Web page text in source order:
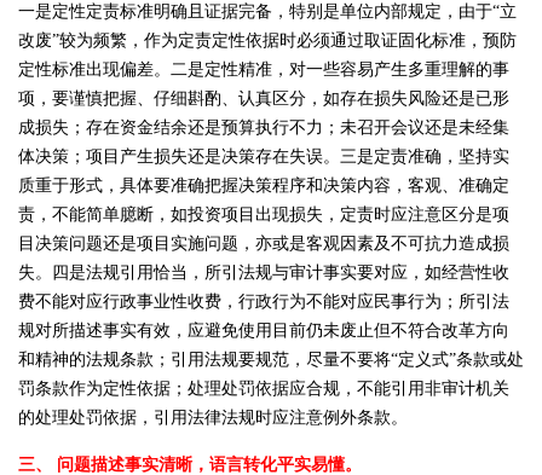
一是定性定责标准明确且证据完备，特别是单位内部规定，由于“立
改废”较为频繁，作为定责定性依据时必须通过取证固化标准，预防
定性标准出现偏差。二是定性精准，对一些容易产生多重理解的事
项，要谨慎把握、仔细斟酌、认真区分，如存在损失风险还是已形
成损失；存在资金结余还是预算执行不力；未召开会议还是未经集
体决策；项目产生损失还是决策存在失误。三是定责准确，坚持实
质重于形式，具体要准确把握决策程序和决策内容，客观、准确定
责，不能简单臆断，如投资项目出现损失，定责时应注意区分是项
目决策问题还是项目实施问题，亦或是客观因素及不可抗力造成损
失。四是法规引用恰当，所引法规与审计事实要对应，如经营性收
费不能对应行政事业性收费，行政行为不能对应民事行为；所引法
规对所描述事实有效，应避免使用目前仍未废止但不符合改革方向
和精神的法规条款；引用法规要规范，尽量不要将“定义式”条款或处
罚条款作为定性依据；处理处罚依据应合规，不能引用非审计机关
的处理处罚依据，引用法律法规时应注意例外条款。
三、 问题描述事实清晰，语言转化平实易懂。